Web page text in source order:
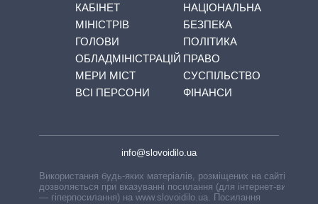
КАБІНЕТ
МІНІСТРІВ
ГОЛОВИ
ОБЛАДМІНІСТРАЦІЙ
МЕРИ МІСТ
ВСІ ПЕРСОНИ
НАЦІОНАЛЬНА
БЕЗПЕКА
ПОЛІТИКА
ПРАВО
СУСПІЛЬСТВО
ФІНАНСИ
info@slovoidilo.ua
Використання будь-яких матеріалів, розміщених на сайті,
дозволяється при вказуванні посилання (для інтернет-видань
— гіперпосилання) на www.slovoidilo.ua. Посилання